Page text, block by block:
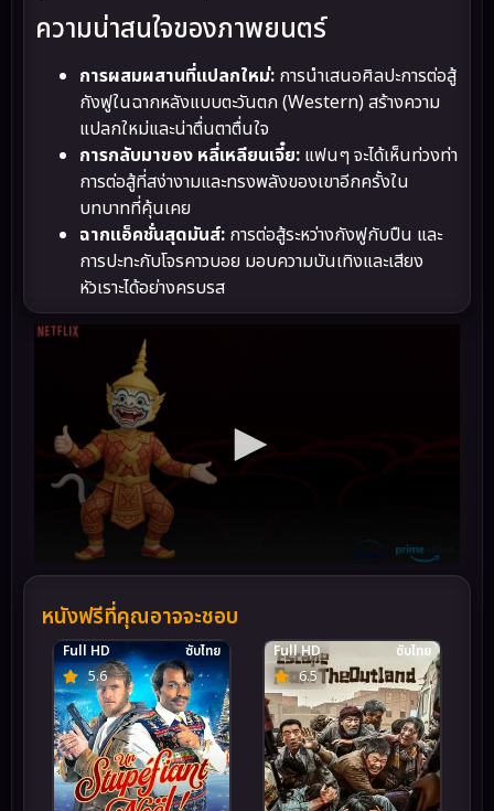
ความน่าสนใจของภาพยนตร์
การผสมผสานที่แปลกใหม่: การนำเสนอศิลปะการต่อสู้
กังฟูในฉากหลังแบบตะวันตก (Western) สร้างความ
แปลกใหม่และน่าตื่นตาตื่นใจ
การกลับมาของ หลี่เหลียนเจี๋ย: แฟนๆ จะได้เห็นท่วงท่า
การต่อสู้ที่สง่างามและทรงพลังของเขาอีกครั้งใน
บทบาทที่คุ้นเคย
ฉากแอ็คชั่นสุดมันส์: การต่อสู้ระหว่างกังฟูกับปืน และ
การปะทะกับโจรคาวบอย มอบความบันเทิงและเสียง
หัวเราะได้อย่างครบรส
หนังฟรีที่คุณอาจจะชอบ
5.6
Full HD ซับไทย
6.5
Full HD ซับไทย